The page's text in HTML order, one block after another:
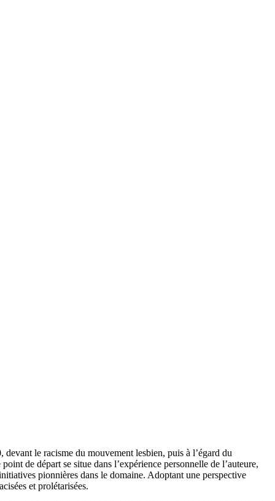
devant le racisme du mouvement lesbien, puis à l’égard du
de départ se situe dans l’expérience personnelle de l’auteure,
pionnières dans le domaine. Adoptant une perspective
et prolétarisées.